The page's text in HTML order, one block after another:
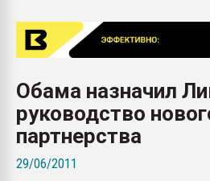
Обама назначил
руководство
партнерства
29/06/2011